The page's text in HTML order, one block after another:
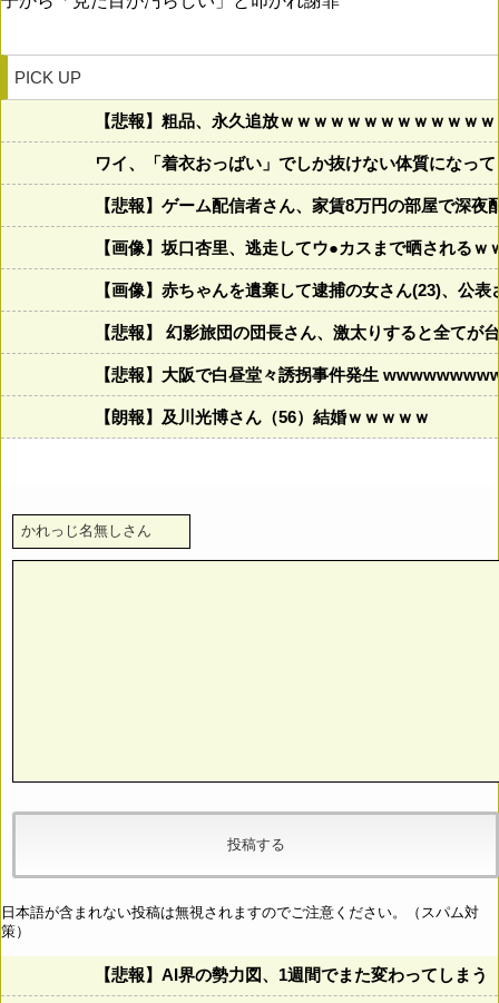
PICK UP
【悲報】粗品、永久追放ｗｗｗｗｗｗｗｗｗｗｗｗ
ワイ、「着衣おっばい」でしか抜けない体質になっ
【悲報】ゲーム配信者さん、家賃8万円の部屋で深
【画像】坂口杏里、逃走してウ●カスまで晒されるｗ
【画像】赤ちゃんを遺棄して逮捕の女さん(23)、公
【悲報】 幻影旅団の団長さん、激太りすると全てが
【悲報】大阪で白昼堂々誘拐事件発生
【朗報】及川光博さん（56）結婚ｗｗｗｗｗ
日本語が含まれない投稿は無視されますのでご注意ください。（スパム対
策）
【悲報】AI界の勢力図、1週間でまた変わってしまう